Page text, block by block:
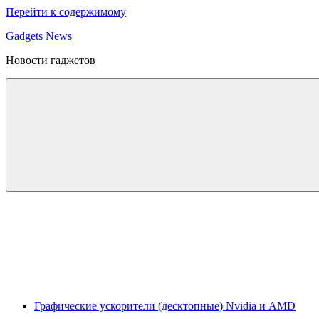
Перейти к содержимому
Gadgets News
Новости гаджетов
Графические ускорители (десктопные) Nvidia и AMD